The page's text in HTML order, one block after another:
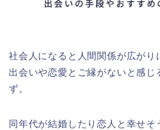
社会人になると人間関係が広がり
出会いや恋愛とご縁がないと感じ
ず。
同年代が結婚したり恋人と幸せそ